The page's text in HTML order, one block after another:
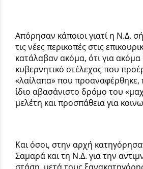
Απόρησαν κάποιοι γιατί η Ν.Δ.
τις νέες περικοπές στις
κατάλαβαν ακόμα, ότι για
κυβερνητικό στέλεχος που
«λαίλαπα» που προαναφέρθηκε,
ίδιο αβασάνιστο δρόμο του
μελέτη και προσπάθεια για
Και όσοι, στην αρχή
Σαμαρά και τη Ν.Δ. για την